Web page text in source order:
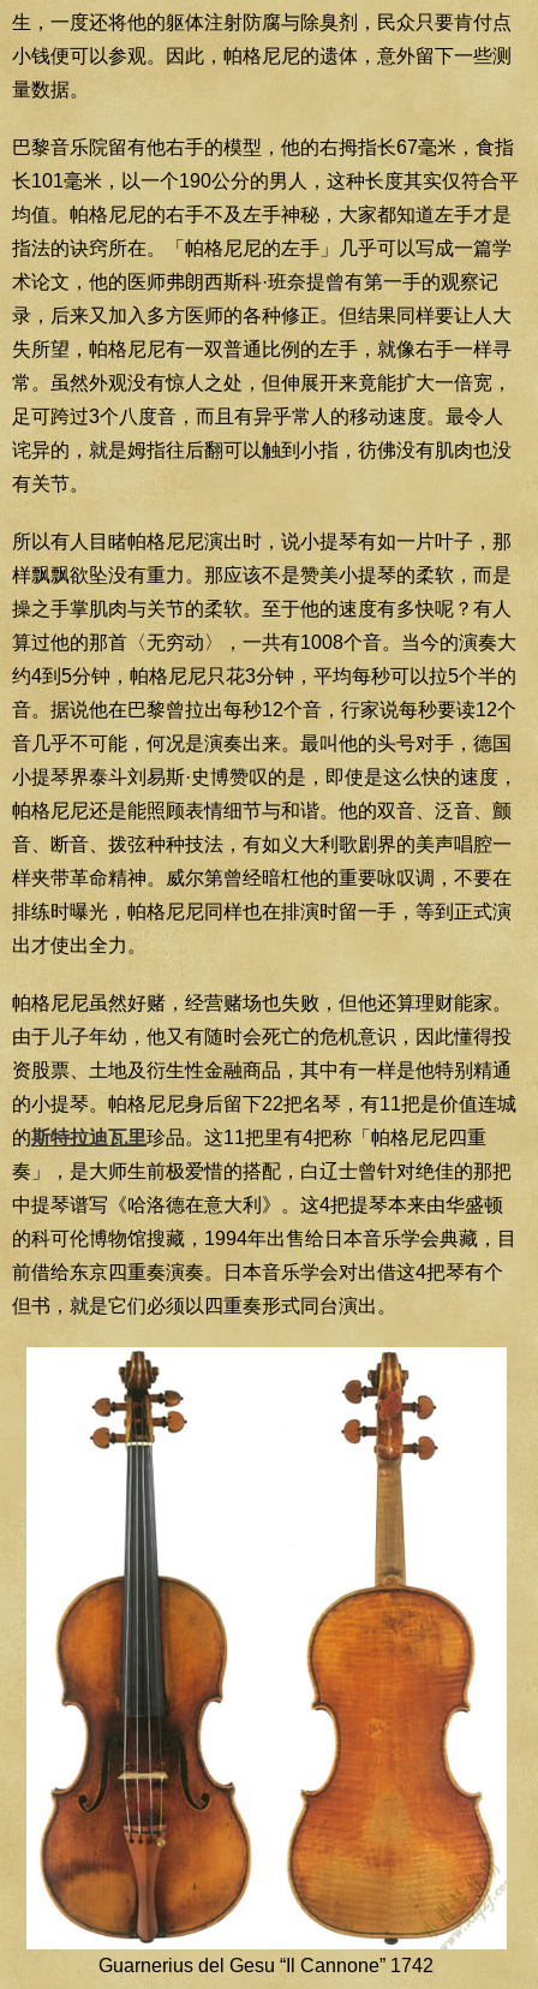
生，一度还将他的躯体注射防腐与除臭剂，民众只要肯付点
小钱便可以参观。因此，帕格尼尼的遗体，意外留下一些测
量数据。
巴黎音乐院留有他右手的模型，他的右拇指长67毫米，食指
长101毫米，以一个190公分的男人，这种长度其实仅符合平
均值。帕格尼尼的右手不及左手神秘，大家都知道左手才是
指法的诀窍所在。「帕格尼尼的左手」几乎可以写成一篇学
术论文，他的医师弗朗西斯科·班奈提曾有第一手的观察记
录，后来又加入多方医师的各种修正。但结果同样要让人大
失所望，帕格尼尼有一双普通比例的左手，就像右手一样寻
常。虽然外观没有惊人之处，但伸展开来竟能扩大一倍宽，
足可跨过3个八度音，而且有异乎常人的移动速度。最令人
诧异的，就是姆指往后翻可以触到小指，彷佛没有肌肉也没
有关节。
所以有人目睹帕格尼尼演出时，说小提琴有如一片叶子，那
样飘飘欲坠没有重力。那应该不是赞美小提琴的柔软，而是
操之手掌肌肉与关节的柔软。至于他的速度有多快呢？有人
算过他的那首〈无穷动〉，一共有1008个音。当今的演奏大
约4到5分钟，帕格尼尼只花3分钟，平均每秒可以拉5个半的
音。据说他在巴黎曾拉出每秒12个音，行家说每秒要读12个
音几乎不可能，何况是演奏出来。最叫他的头号对手，德国
小提琴界泰斗刘易斯·史博赞叹的是，即使是这么快的速度，
帕格尼尼还是能照顾表情细节与和谐。他的双音、泛音、颤
音、断音、拨弦种种技法，有如义大利歌剧界的美声唱腔一
样夹带革命精神。威尔第曾经暗杠他的重要咏叹调，不要在
排练时曝光，帕格尼尼同样也在排演时留一手，等到正式演
出才使出全力。
帕格尼尼虽然好赌，经营赌场也失败，但他还算理财能家。
由于儿子年幼，他又有随时会死亡的危机意识，因此懂得投
资股票、土地及衍生性金融商品，其中有一样是他特别精通
的小提琴。帕格尼尼身后留下22把名琴，有11把是价值连城
的斯特拉迪瓦里珍品。这11把里有4把称「帕格尼尼四重
奏」，是大师生前极爱惜的搭配，白辽士曾针对绝佳的那把
中提琴谱写《哈洛德在意大利》。这4把提琴本来由华盛顿
的科可伦博物馆搜藏，1994年出售给日本音乐学会典藏，目
前借给东京四重奏演奏。日本音乐学会对出借这4把琴有个
但书，就是它们必须以四重奏形式同台演出。
Guarnerius del Gesu “Il Cannone” 1742